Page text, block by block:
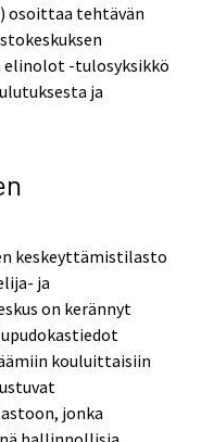
osoittaa tehtävän
elinolot -tulosyksikkö
ja
keskeyttämistilasto
ja
on kerännyt
kouluittaisiin
jonka